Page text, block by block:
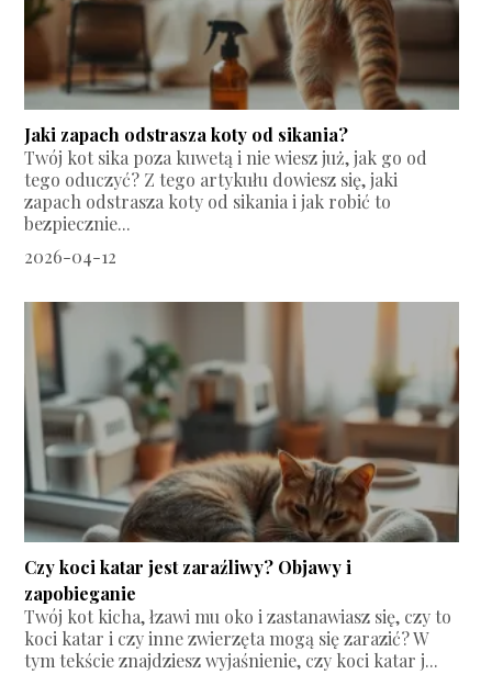
Jaki zapach odstrasza koty od sikania?
Twój kot sika poza kuwetą i nie wiesz już, jak go od
tego oduczyć? Z tego artykułu dowiesz się, jaki
zapach odstrasza koty od sikania i jak robić to
bezpiecznie...
2026-04-12
Czy koci katar jest zaraźliwy? Objawy i
zapobieganie
Twój kot kicha, łzawi mu oko i zastanawiasz się, czy to
koci katar i czy inne zwierzęta mogą się zarazić? W
tym tekście znajdziesz wyjaśnienie, czy koci katar j...